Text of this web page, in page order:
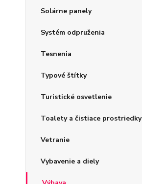
Solárne panely
Systém odpruženia
Tesnenia
Typové štítky
Turistické osvetlenie
Toalety a čistiace prostriedky
Vetranie
Vybavenie a diely